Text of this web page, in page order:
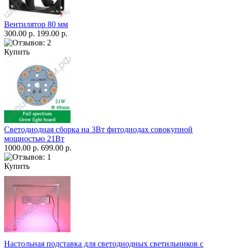
Вентилятор 80 мм
300.00 р. 199.00 р.
Купить
Светодиодная сборка на 3Вт фитодиодах совокупной
мощностью 21Вт
1000.00 р. 699.00 р.
Купить
Настольная подставка для светодиодных светильников с